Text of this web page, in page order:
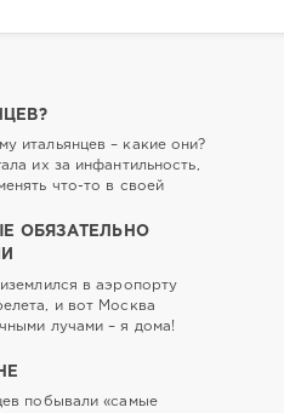
итальянцев – какие они?
их за инфантильность,
что-то в своей
ОБЯЗАТЕЛЬНО
в аэропорту
и вот Москва
лучами – я дома!
побывали «самые